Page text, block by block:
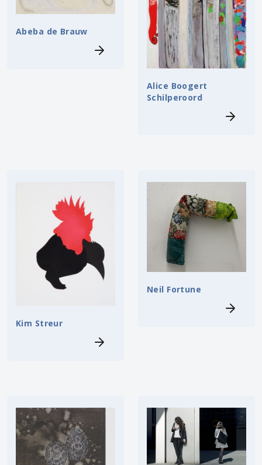
Abeba de Brauw
Alice Boogert
Schilperoord
Kim Streur
Neil Fortune